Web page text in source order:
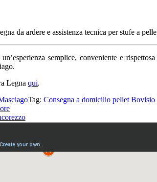
da ardere e assistenza tecnica per stufe a
semplice, conveniente e
Legna qui.
Tag: Consegna a domicilio pellet Bovisio